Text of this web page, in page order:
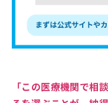
「この医療機関で相